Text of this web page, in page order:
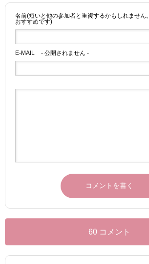
名前(短いと他の参加者と重複するかもしれません
おすすめです)
E-MAIL - 公開されません -
60 コメント